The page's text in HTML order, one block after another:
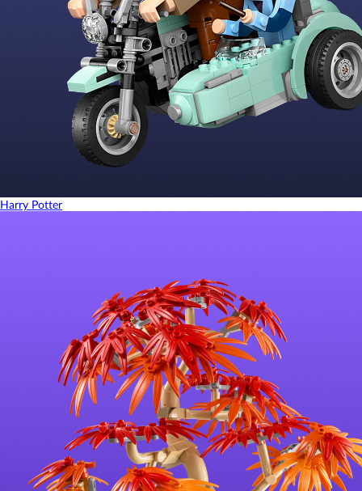
Harry Potter